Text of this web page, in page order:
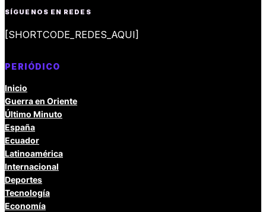
SÍGUENOS EN REDES
[SHORTCODE_REDES_AQUI]
PERIÓDICO
Inicio
Guerra en Oriente
Último Minuto
España
Ecuador
Latinoamérica
Internacional
Deportes
Tecnología
Economía